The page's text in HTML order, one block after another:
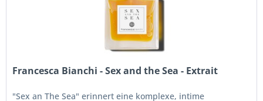
Francesca Bianchi - Sex and the Sea - Extrait
"Sex an The Sea" erinnert eine komplexe, intime